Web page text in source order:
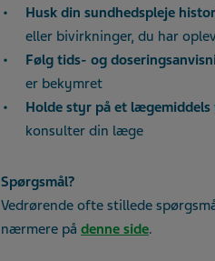
Husk din sundhedspleje
eller bivirkninger, du har
Følg tids- og
er bekymret
Holde styr på et
konsulter din læge
Spørgsmål?
Vedrørende ofte stillede
nærmere på denne side.